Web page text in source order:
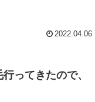
2022.04.06
ってきたので、